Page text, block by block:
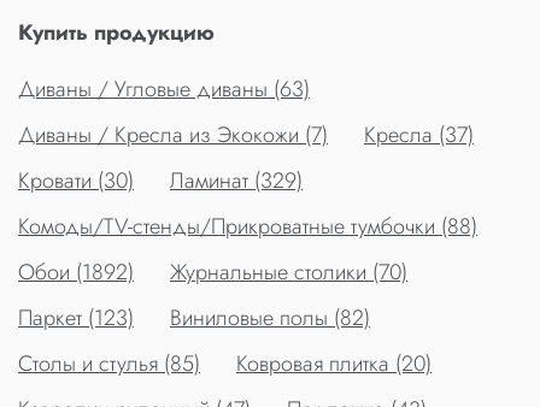
Купить продукцию
Диваны / Угловые диваны (63)
Диваны / Кресла из Экокожи (7)
Кресла (37)
Кровати (30)
Ламинат (329)
Комоды/TV-стенды/Прикроватные тумбочки (88)
Обои (1892)
Журнальные столики (70)
Паркет (123)
Виниловые полы (82)
Столы и стулья (85)
Ковровая плитка (20)